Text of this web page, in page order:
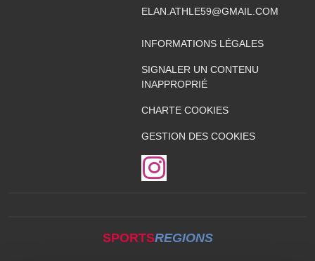
ELAN.ATHLE59@GMAIL.COM
INFORMATIONS LÉGALES
SIGNALER UN CONTENU
INAPPROPRIÉ
CHARTE COOKIES
GESTION DES COOKIES
SPORTSREGIONS